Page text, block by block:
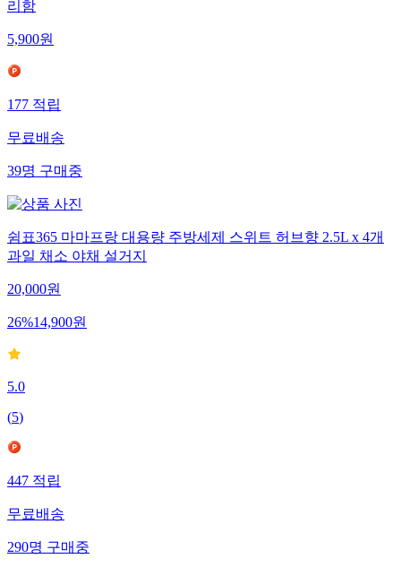
리함
5,900원
177적립
무료배송
39명구매중
쉼표365 마마프랑 대용량 주방세제 스위트 허브향 2.5L x 4개
과일 채소 야채 설거지
20,000원
26%14,900원
5.0
(5)
447적립
무료배송
290명구매중